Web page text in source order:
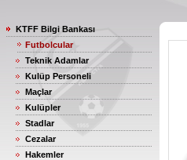
KTFF Bilgi Bankası
Futbolcular
Teknik Adamlar
Kulüp Personeli
Maçlar
Kulüpler
Stadlar
Cezalar
Hakemler